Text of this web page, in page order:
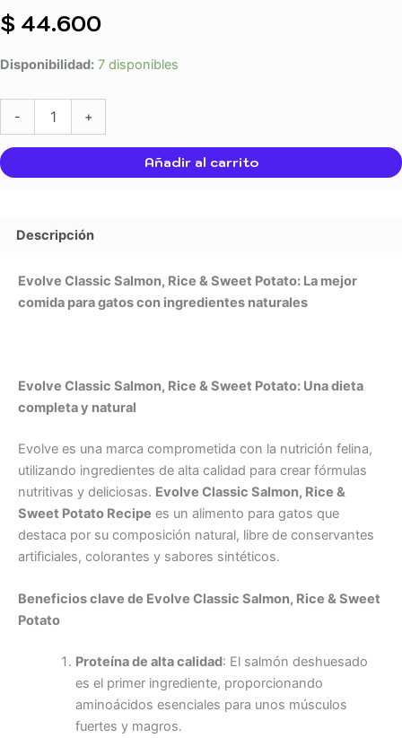
$ 44.600
Disponibilidad: 7 disponibles
- +
Añadir al carrito
Descripción
Evolve Classic Salmon, Rice & Sweet Potato: La mejor
comida para gatos con ingredientes naturales
Evolve Classic Salmon, Rice & Sweet Potato: Una dieta
completa y natural
Evolve es una marca comprometida con la nutrición felina,
utilizando ingredientes de alta calidad para crear fórmulas
nutritivas y deliciosas. Evolve Classic Salmon, Rice &
Sweet Potato Recipe es un alimento para gatos que
destaca por su composición natural, libre de conservantes
artificiales, colorantes y sabores sintéticos.
Beneficios clave de Evolve Classic Salmon, Rice & Sweet
Potato
Proteína de alta calidad: El salmón deshuesado
es el primer ingrediente, proporcionando
aminoácidos esenciales para unos músculos
fuertes y magros.